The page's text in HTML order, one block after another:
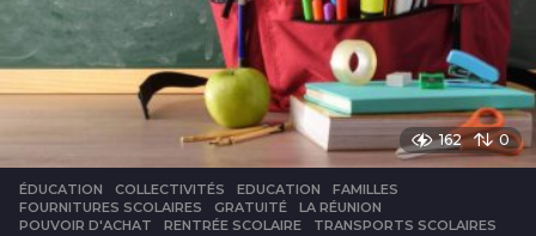
162 0
ÉDUCATION COLLECTIVITÉS ,EDUCATION ,FAMILLES
FOURNITURES SCOLAIRES
,GRATUITÉ ,LA RÉUNION
POUVOIR D'ACHAT
,RENTRÉE SCOLAIRE ,TRANSPORTS SCOLAIRES